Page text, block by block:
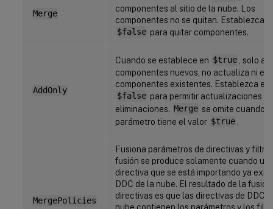
Merge
componentes al sitio de la nube. Los
componentes no se quitan. Establezca
$false para quitar componentes.
AddOnly
Cuando se establece en $true
, solo
componentes nuevos, no actualiza ni
componentes existentes. Establezca el
$false para permitir actualizaciones y
eliminaciones. Merge se omite cuando
parámetro tiene el valor $true .
MergePolicies
Fusiona parámetros de directivas y
fusión se produce solamente cuando
directiva que se está importando ya
DDC de la nube. El resultado de la
directivas es que las directivas de DDC
nube contienen los parámetros y los